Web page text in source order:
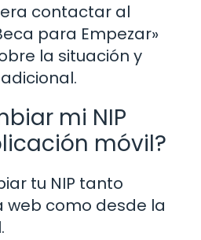
contactar al
para Empezar»
la situación y
mi NIP
móvil?
tu NIP tanto
web como desde la